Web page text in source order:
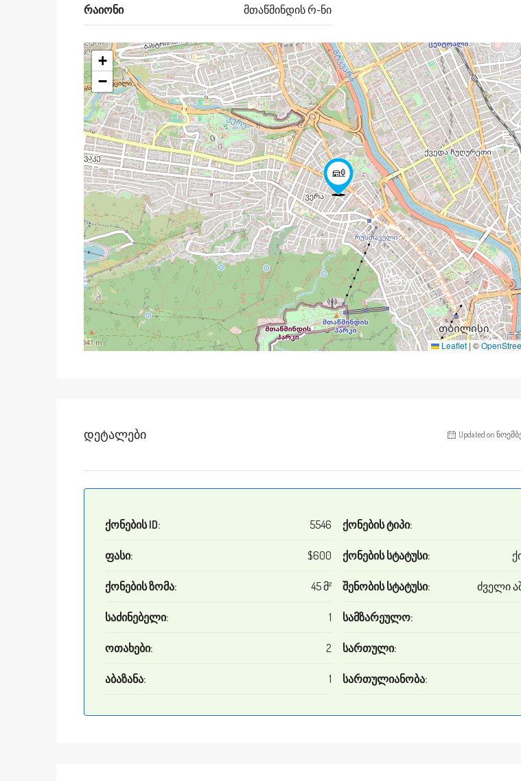
რაიონი მთაწმინდის რ-ნი
+
−
Leaflet | ©
Დეტალები Updated on
ქონების ID: 5546
ფასი: $600
ქონების ზომა: 45 მ²
საძინებელი: 1
ოთახები: 2
აბაზანა: 1
ქონების ტიპი:
ქონების სტატუსი:
შენობის სტატუსი: ძველი
სამზარეულო:
სართული:
სართულიანობა: